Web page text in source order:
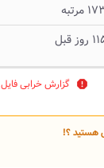
قبل
report گزارش خرابی فایل
هستید ؟!